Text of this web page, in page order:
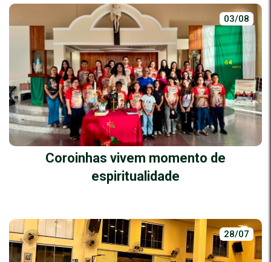
03/08
Coroinhas vivem momento de
espiritualidade
28/07